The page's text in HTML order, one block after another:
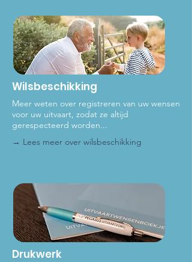
Wilsbeschikking
Meer weten over registreren van uw wensen
voor uw uitvaart, zodat ze altijd
gerespecteerd worden...
→ Lees meer over wilsbeschikking
Drukwerk